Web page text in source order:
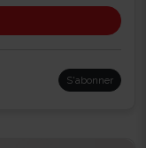
S'abonner